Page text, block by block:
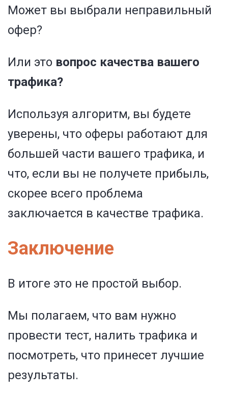
Может вы выбрали неправильный
офер?
Или это вопрос качества вашего
трафика?
Используя алгоритм, вы будете
уверены, что оферы работают для
большей части вашего трафика, и
что, если вы не получете прибыль,
скорее всего проблема
заключается в качестве трафика.
Заключение
В итоге это не простой выбор.
Мы полагаем, что вам нужно
провести тест, налить трафика и
посмотреть, что принесет лучшие
результаты.